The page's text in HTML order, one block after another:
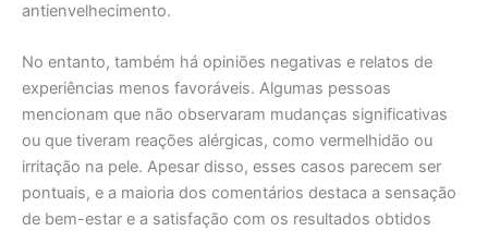
antienvelhecimento.
No entanto, também há opiniões negativas e relatos de
experiências menos favoráveis. Algumas pessoas
mencionam que não observaram mudanças significativas
ou que tiveram reações alérgicas, como vermelhidão ou
irritação na pele. Apesar disso, esses casos parecem ser
pontuais, e a maioria dos comentários destaca a sensação
de bem-estar e a satisfação com os resultados obtidos